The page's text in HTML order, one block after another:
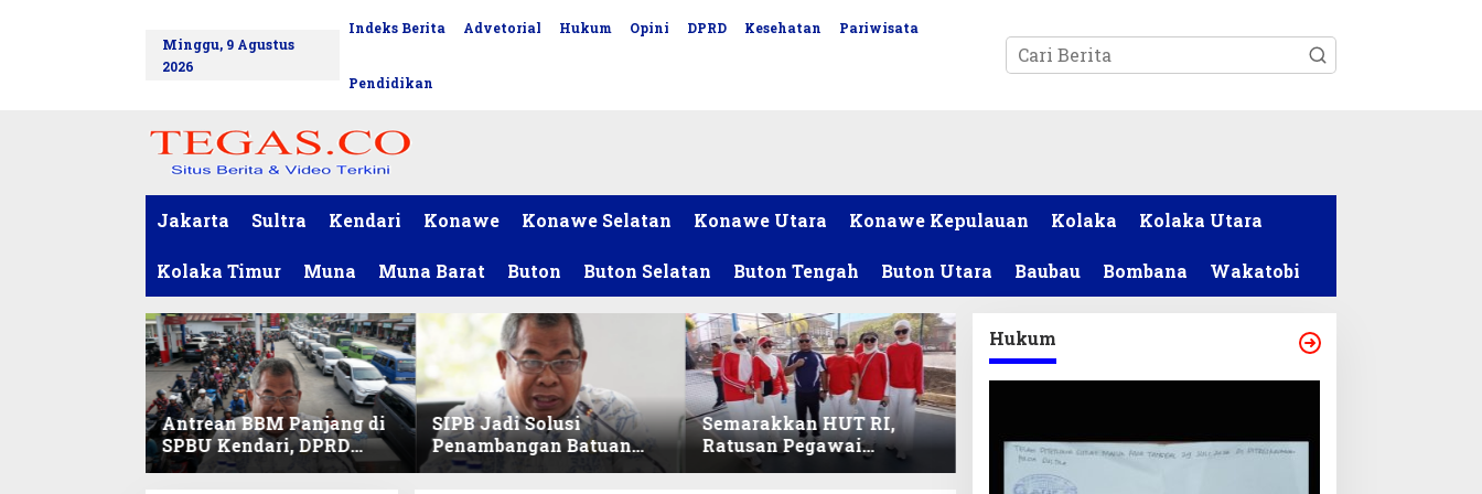
Minggu, 9 Agustus
2026
Indeks Berita Advetorial Hukum Opini DPRD Kesehatan Pariwisata
Pendidikan
Jakarta Sultra Kendari Konawe Konawe Selatan Konawe Utara Konawe Kepulauan Kolaka Kolaka Utara
Kolaka Timur Muna Muna Barat Buton Buton Selatan Buton Tengah Buton Utara Baubau Bombana Wakatobi
Antrean BBM Panjang di
SPBU Kendari, DPRD
Sultra Duga Sistem
SIPB Jadi Solusi
Penambangan Batuan
Komoditas ex-Golongan
Semarakkan HUT RI,
Ratusan Pegawai
Sekretariat DPRD Sultra
Hukum